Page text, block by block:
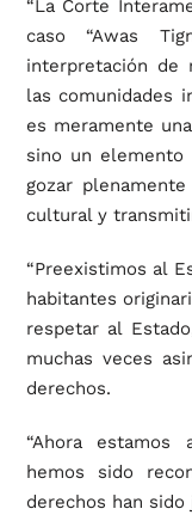
“La Corte
caso “Awas
interpretación de
las comunidades
es meramente
sino un elemento
gozar
cultural y
“Preexistimos al
habitantes
respetar al
muchas veces
derechos.
“Ahora estamos
hemos sido
derechos han